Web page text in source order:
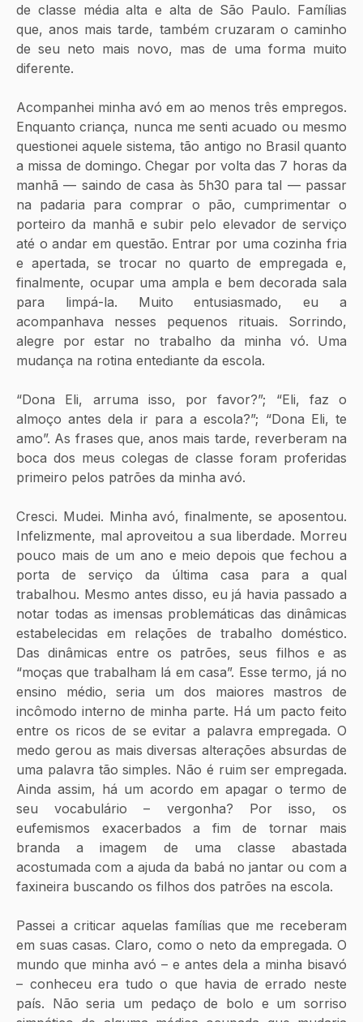
de classe média alta e alta de São Paulo. Famílias
que, anos mais tarde, também cruzaram o caminho
de seu neto mais novo, mas de uma forma muito
diferente.
Acompanhei minha avó em ao menos três empregos.
Enquanto criança, nunca me senti acuado ou mesmo
questionei aquele sistema, tão antigo no Brasil quanto
a missa de domingo. Chegar por volta das 7 horas da
manhã — saindo de casa às 5h30 para tal — passar
na padaria para comprar o pão, cumprimentar o
porteiro da manhã e subir pelo elevador de serviço
até o andar em questão. Entrar por uma cozinha fria
e apertada, se trocar no quarto de empregada e,
finalmente, ocupar uma ampla e bem decorada sala
para limpá-la. Muito entusiasmado, eu a
acompanhava nesses pequenos rituais. Sorrindo,
alegre por estar no trabalho da minha vó. Uma
mudança na rotina entediante da escola.
“Dona Eli, arruma isso, por favor?”; “Eli, faz o
almoço antes dela ir para a escola?”; “Dona Eli, te
amo”. As frases que, anos mais tarde, reverberam na
boca dos meus colegas de classe foram proferidas
primeiro pelos patrões da minha avó.
Cresci. Mudei. Minha avó, finalmente, se aposentou.
Infelizmente, mal aproveitou a sua liberdade. Morreu
pouco mais de um ano e meio depois que fechou a
porta de serviço da última casa para a qual
trabalhou. Mesmo antes disso, eu já havia passado a
notar todas as imensas problemáticas das dinâmicas
estabelecidas em relações de trabalho doméstico.
Das dinâmicas entre os patrões, seus filhos e as
“moças que trabalham lá em casa”. Esse termo, já no
ensino médio, seria um dos maiores mastros de
incômodo interno de minha parte. Há um pacto feito
entre os ricos de se evitar a palavra empregada. O
medo gerou as mais diversas alterações absurdas de
uma palavra tão simples. Não é ruim ser empregada.
Ainda assim, há um acordo em apagar o termo de
seu vocabulário – vergonha? Por isso, os
eufemismos exacerbados a fim de tornar mais
branda a imagem de uma classe abastada
acostumada com a ajuda da babá no jantar ou com a
faxineira buscando os filhos dos patrões na escola.
Passei a criticar aquelas famílias que me receberam
em suas casas. Claro, como o neto da empregada. O
mundo que minha avó – e antes dela a minha bisavó
– conheceu era tudo o que havia de errado neste
país. Não seria um pedaço de bolo e um sorriso